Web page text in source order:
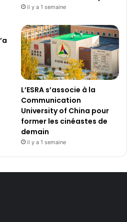
il y a 1 semaine
L’ESRA s’associe à la
Communication
University of China pour
former les cinéastes de
demain
il y a 1 semaine